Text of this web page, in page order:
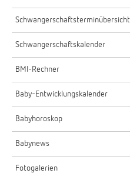
Schwangerschaftsterminübersicht
Schwangerschaftskalender
BMI-Rechner
Baby-Entwicklungskalender
Babyhoroskop
Babynews
Fotogalerien